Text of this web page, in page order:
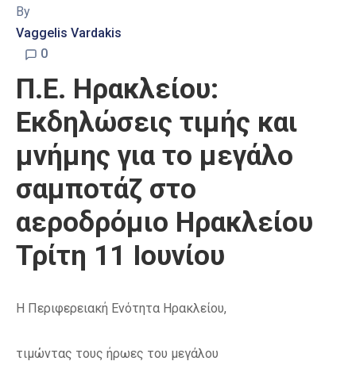
By
Vaggelis Vardakis
0
Π.Ε. Ηρακλείου:
Εκδηλώσεις τιμής και
μνήμης για το μεγάλο
σαμποτάζ στο
αεροδρόμιο Ηρακλείου
Τρίτη 11 Ιουνίου
Η Περιφερειακή Ενότητα Ηρακλείου,
τιμώντας τους ήρωες του μεγάλου